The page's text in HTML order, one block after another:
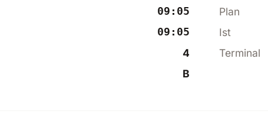
09:05
09:05
4
B
Plan
Ist
Terminal